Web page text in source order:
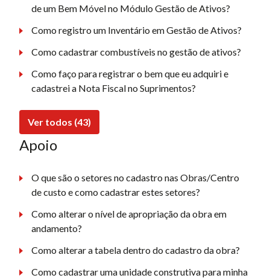
de um Bem Móvel no Módulo Gestão de Ativos?
Como registro um Inventário em Gestão de Ativos?
Como cadastrar combustíveis no gestão de ativos?
Como faço para registrar o bem que eu adquiri e
cadastrei a Nota Fiscal no Suprimentos?
Ver todos (43)
Apoio
O que são o setores no cadastro nas Obras/Centro
de custo e como cadastrar estes setores?
Como alterar o nível de apropriação da obra em
andamento?
Como alterar a tabela dentro do cadastro da obra?
Como cadastrar uma unidade construtiva para minha